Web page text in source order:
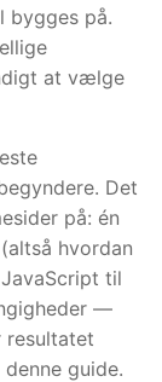
bygges på.
at vælge
Det
på: én
(altså hvordan
til
—
resultatet
guide.